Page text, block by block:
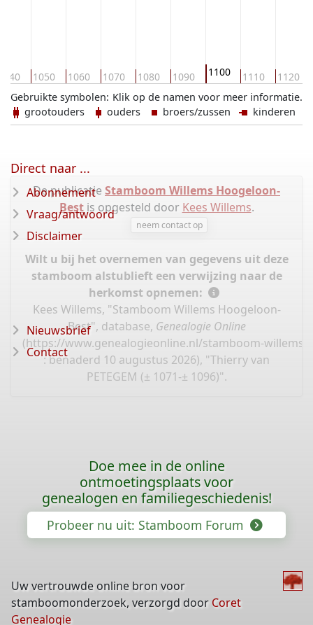
1050 1060 1070 1080 1090 1100 1110 1120
Klik op de namen voor meer informatie.
Gebruikte symbolen:
grootouders
ouders broers/zussen kinderen
De publicatie Stamboom Willems Hoogeloon-
Bestis opgesteld door Kees Willems.
neem contact op
Wilt u bij het overnemen van gegevens uit deze
stamboom alstublieft een verwijzing naar de
herkomst opnemen:
Kees Willems, "Stamboom Willems Hoogeloon-
Best", database, Genealogie Online
(https://www.genealogieonline.nl/stamboom-willems-
: benaderd 10 augustus 2026), "Thierry van
PETEGEM (± 1071-± 1096)".
Direct naar ...
Abonnement
Vraag/antwoord
Disclaimer
Nieuwsbrief
Contact
Doe mee in de online
ontmoetingsplaats voor
genealogen en familiegeschiedenis!
Probeer nu uit: Stamboom Forum
Uw vertrouwde online bron voor
stamboomonderzoek, verzorgd door Coret
Genealogie